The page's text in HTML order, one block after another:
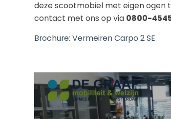
deze scootmobiel met eigen ogen
contact met ons op via 0800-4545
Brochure: Vermeiren Carpo 2 SE